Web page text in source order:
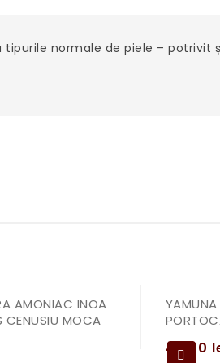
tipurile normale de piele –
AMONIAC INOA
CENUSIU MOCA
49,00